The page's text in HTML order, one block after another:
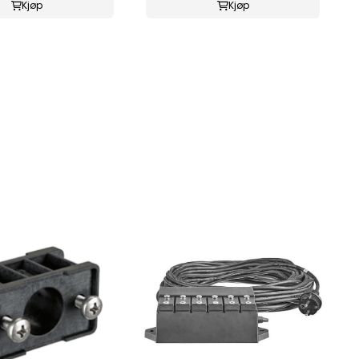
Kjøp Kjøp